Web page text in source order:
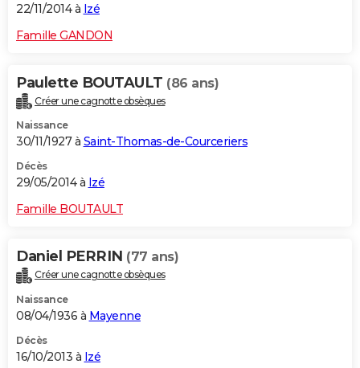
22/11/2014 à Izé
Famille GANDON
Paulette BOUTAULT (86 ans)
Créer une cagnotte obsèques
Naissance
30/11/1927 à Saint-Thomas-de-Courceriers
Décès
29/05/2014 à Izé
Famille BOUTAULT
Daniel PERRIN (77 ans)
Créer une cagnotte obsèques
Naissance
08/04/1936 à Mayenne
Décès
16/10/2013 à Izé